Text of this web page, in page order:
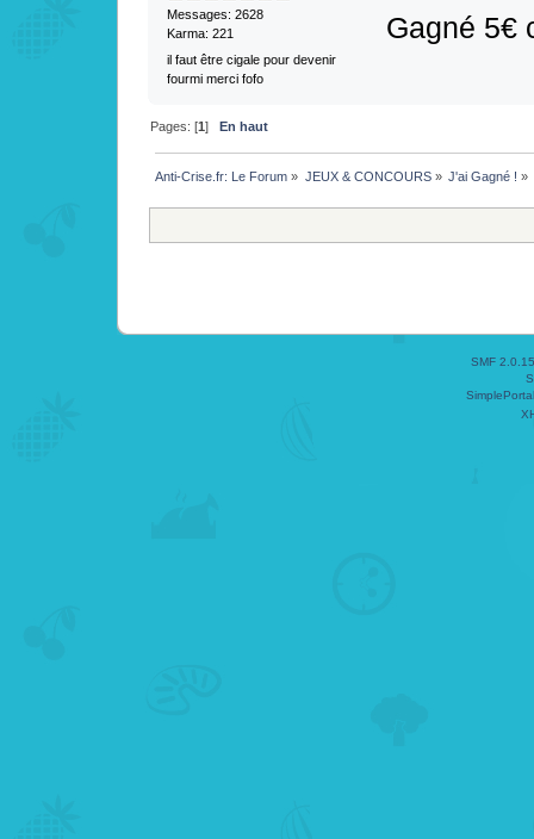
Messages: 2628
Karma: 221
il faut être cigale pour devenir
fourmi merci fofo
Gagné 5€
Pages: [1]En haut
Anti-Crise.fr: Le Forum » JEUX & CONCOURS» J'ai Gagné ! »
SMF 2.0.15